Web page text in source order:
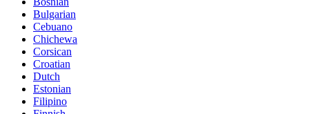
Bulgarian
Cebuano
Chichewa
Corsican
Croatian
Dutch
Estonian
Filipino